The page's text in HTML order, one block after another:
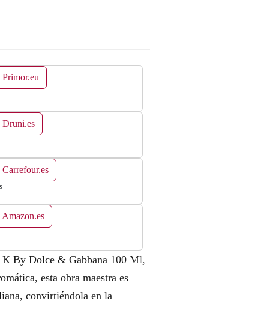
Primor.eu
Druni.es
Amazon.es
K By Dolce & Gabbana 100 Ml,
esta obra maestra es
convirtiéndola en la